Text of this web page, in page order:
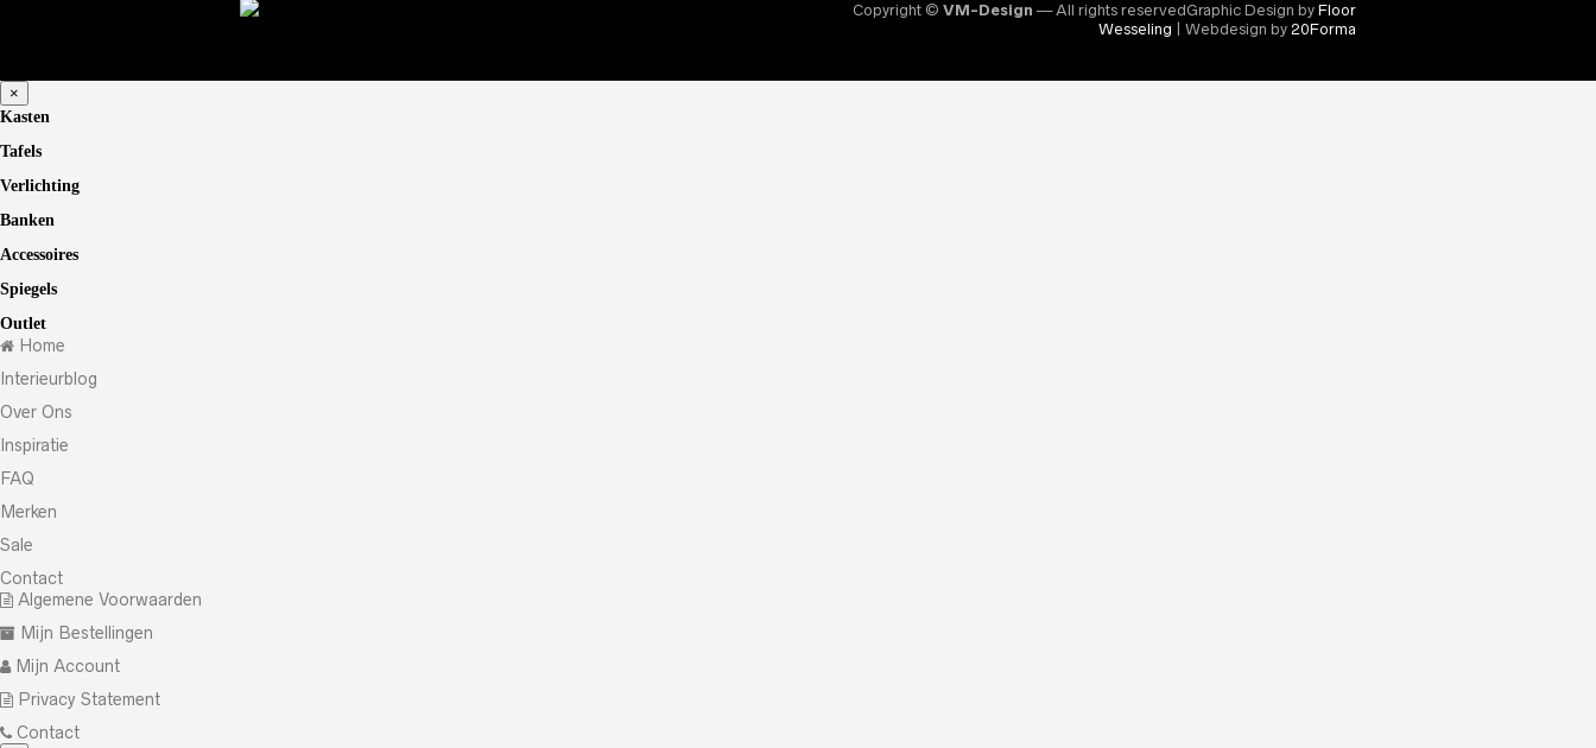
Copyright © VM-Design — All rights reservedGraphic Design by Floor
Wesseling | Webdesign by 20Forma
×
Kasten
Tafels
Verlichting
Banken
Accessoires
Spiegels
Outlet
Home
Interieurblog
Over Ons
Inspiratie
FAQ
Merken
Sale
Contact
Algemene Voorwaarden
Mijn Bestellingen
Mijn Account
Privacy Statement
Contact